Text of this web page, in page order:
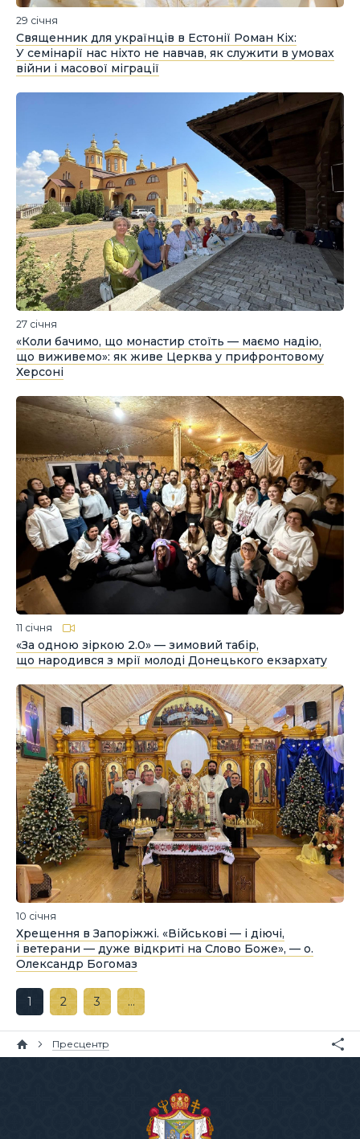
29 січня
Священник для українців в Естонії Роман Кіх:
У семінарії нас ніхто не навчав, як служити в умовах
війни і масової міграції
27 січня
«Коли бачимо, що монастир стоїть — маємо надію,
що виживемо»: як живе Церква у прифронтовому
Херсоні
11 січня
«За одною зіркою 2.0» — зимовий табір,
що народився з мрії молоді Донецького екзархату
10 січня
Хрещення в Запоріжжі. «Військові — і діючі,
і ветерани — дуже відкриті на Слово Боже», — о.
Олександр Богомаз
1 2 3 …
Пресцентр